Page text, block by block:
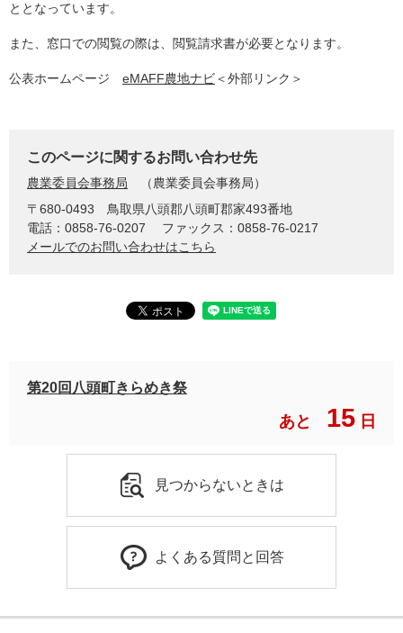
ととなっています。
また、窓口での閲覧の際は、閲覧請求書が必要となります。
公表ホームページ eMAFF農地ナビ＜外部リンク＞
このページに関するお問い合わせ先
農業委員会事務局
農業委員会事務局
〒680-0493
鳥取県八頭郡八頭町郡家493番地
電話：0858-76-0207
ファックス：0858-76-0217
メールでのお問い合わせはこちら
第20回八頭町きらめき祭
あと 15 日
見つからないときは
よくある質問と回答